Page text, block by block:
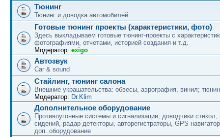
Тюнинг
Тюнинг и доводка автомобилей
Готовые тюнинг проекты (характеристики, фото)
Здесь выкладываем готовые тюнинг-проекты с
фотографиями, отчетами, историей создания и т.д.
Модератор: exigo
Автозвук
Car & sound
Стайлинг, тюнинг салона
Внешние украшательства: обвесы, аэрография, винил;
Модератор: Dr.Klim
Дополнительное оборудование
Противоугонные системы и сигнализации, доводчики стекол,
сидений, радар детекторы, авторегистраторы, GPS
доп. оборудование